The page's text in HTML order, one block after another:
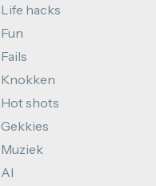
Life hacks
Fun
Fails
Knokken
Hot shots
Gekkies
Muziek
AI